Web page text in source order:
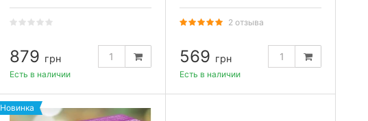
879 грн
Есть в наличии
2 отзыва
569 грн
Есть в наличии
Новинка